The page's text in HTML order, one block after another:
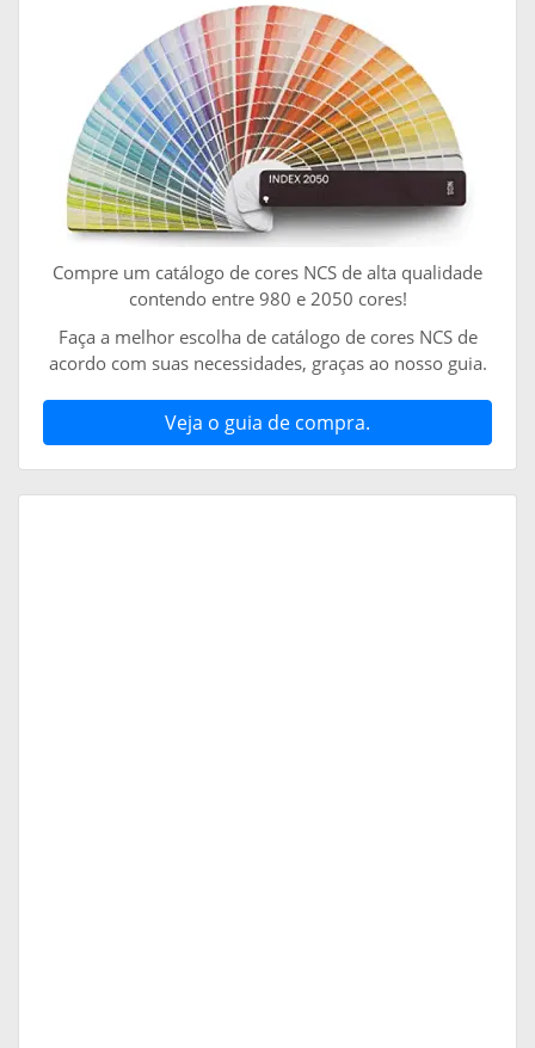
Compre um catálogo de cores NCS de alta qualidade
contendo entre 980 e 2050 cores!
Faça a melhor escolha de catálogo de cores NCS de
acordo com suas necessidades, graças ao nosso guia.
Veja o guia de compra.